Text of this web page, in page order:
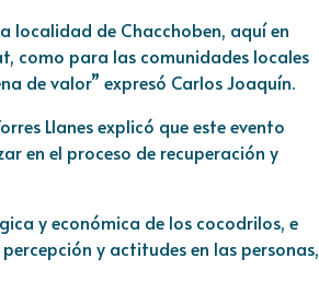
localidad de Chacchoben, aquí en
como para las comunidades locales
de valor” expresó Carlos Joaquín.
Llanes explicó que este evento
en el proceso de recuperación y
y económica de los cocodrilos, e
y actitudes en las personas,